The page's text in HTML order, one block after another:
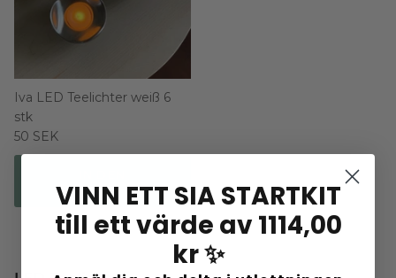
Iva LED Teelichter weiß 6
stk
50 SEK
WARENKORB
VINN ETT SIA STARTKIT
till ett värde av 1114,00
kr ✨